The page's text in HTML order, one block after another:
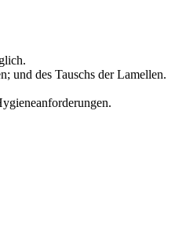
und des Tauschs der Lamellen.